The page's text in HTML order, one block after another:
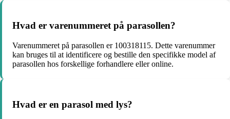
Hvad er varenummeret på parasollen?
Varenummeret på parasollen er 100318115. Dette varenummer
kan bruges til at identificere og bestille den specifikke model af
parasollen hos forskellige forhandlere eller online.
Hvad er en parasol med lys?